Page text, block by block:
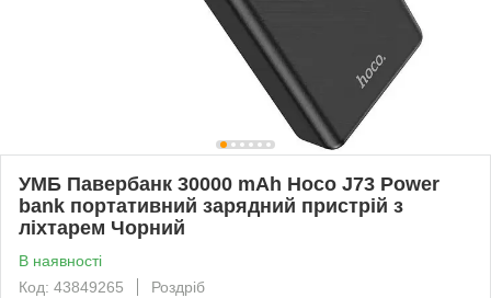
УМБ Павербанк 30000 mAh Hoco J73 Power
bank портативний зарядний пристрій з
ліхтарем Чорний
В наявності
Код: 43849265
Роздріб